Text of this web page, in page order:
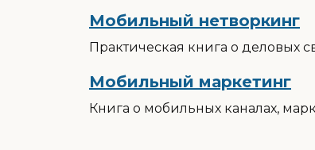
Мобильный нетворкинг
Практическая книга о деловых
Мобильный маркетинг
Книга о мобильных каналах,